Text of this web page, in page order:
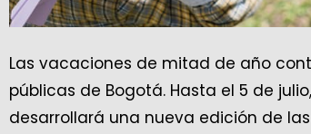
Las vacaciones de mitad de año
públicas de Bogotá. Hasta el 5 de
desarrollará una nueva edición de